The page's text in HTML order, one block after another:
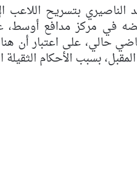
بتسريح اللاعب
في مركز مدافع أوسط،
حالي، على اعتبار أن
بسبب الأحكام